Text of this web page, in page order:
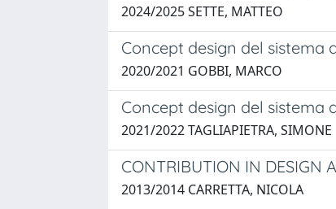
2024/2025 SETTE, MATTEO
Concept design del sistema
2020/2021 GOBBI, MARCO
Concept design del sistema
2021/2022 TAGLIAPIETRA, SIMONE
CONTRIBUTION IN DESIGN
2013/2014 CARRETTA, NICOLA